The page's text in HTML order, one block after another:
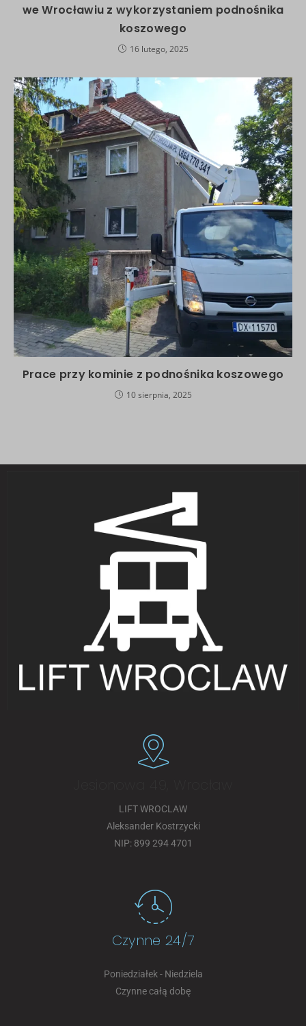
we Wrocławiu z wykorzystaniem podnośnika
koszowego
16 lutego, 2025
Prace przy kominie z podnośnika koszowego
10 sierpnia, 2025
LIFT WROCLAW
Aleksander Kostrzycki
NIP: 899 294 4701
Czynne 24/7
Poniedziałek - Niedziela
Czynne całą dobę